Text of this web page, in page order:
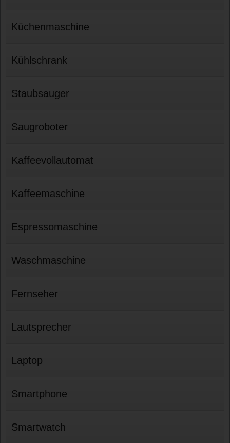
Küchenmaschine
Kühlschrank
Staubsauger
Saugroboter
Kaffeevollautomat
Kaffeemaschine
Espressomaschine
Waschmaschine
Fernseher
Lautsprecher
Laptop
Smartphone
Smartwatch